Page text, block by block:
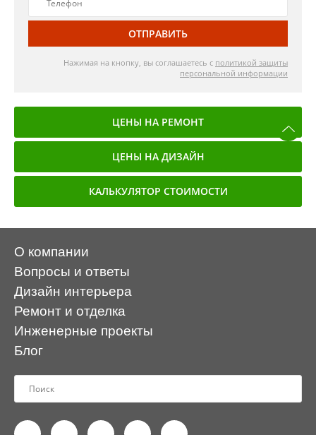
ОТПРАВИТЬ
Нажимая на кнопку, вы соглашаетесь с политикой защиты
персональной информации
ЦЕНЫ НА РЕМОНТ
ЦЕНЫ НА ДИЗАЙН
КАЛЬКУЛЯТОР СТОИМОСТИ
О компании
Вопросы и ответы
Дизайн интерьера
Ремонт и отделка
Инженерные проекты
Блог